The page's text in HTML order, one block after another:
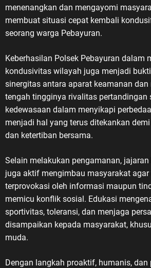
menenangkan dan mengayomi
membuat situasi cepat kembali
seorang warga Pebayuran.
Keberhasilan Polsek Pebayuran dalam
kondusivitas wilayah juga menjadi
sinergitas antara aparat keamanan dan
tengah tingginya rivalitas pertandingan
kedewasaan dalam menyikapi
menjadi hal yang terus ditekankan
dan ketertiban bersama.
Selain melakukan pengamanan, jajaran
juga aktif mengimbau masyarakat
terprovokasi oleh informasi maupun
memicu konflik sosial. Edukasi
sportivitas, toleransi, dan menjaga
disampaikan kepada masyarakat,
muda.
Dengan langkah proaktif, humanis, dan